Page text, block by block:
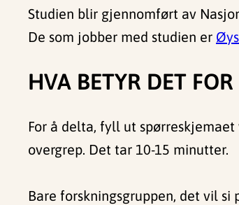
Studien blir gjennomført av
De som jobber med studien er
HVA BETYR DET
For å delta, fyll ut
overgrep. Det tar 10-15 minutter.
Bare forskningsgruppen, det vil